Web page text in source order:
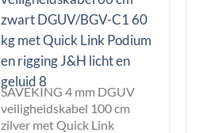
SAVEKING 4 mm DGUV
veiligheidskabel 100 cm
zilver met Quick Link